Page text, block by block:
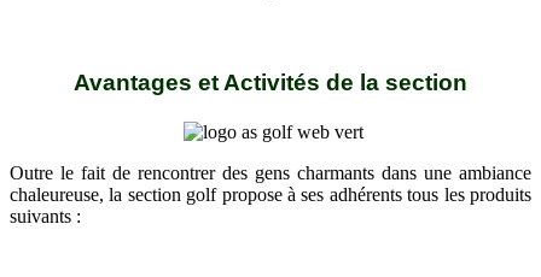
Avantages et Activités de la section
Outre le fait de rencontrer des gens charmants dans une ambiance
chaleureuse, la section golf propose à ses adhérents tous les produits
suivants :